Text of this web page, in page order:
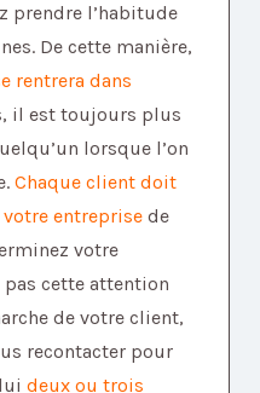
prendre l’habitude
De cette manière,
rentrera dans
il est toujours plus
lorsque l’on
Chaque client doit
entreprise de
votre
cette attention
de votre client,
recontacter pour
deux ou trois